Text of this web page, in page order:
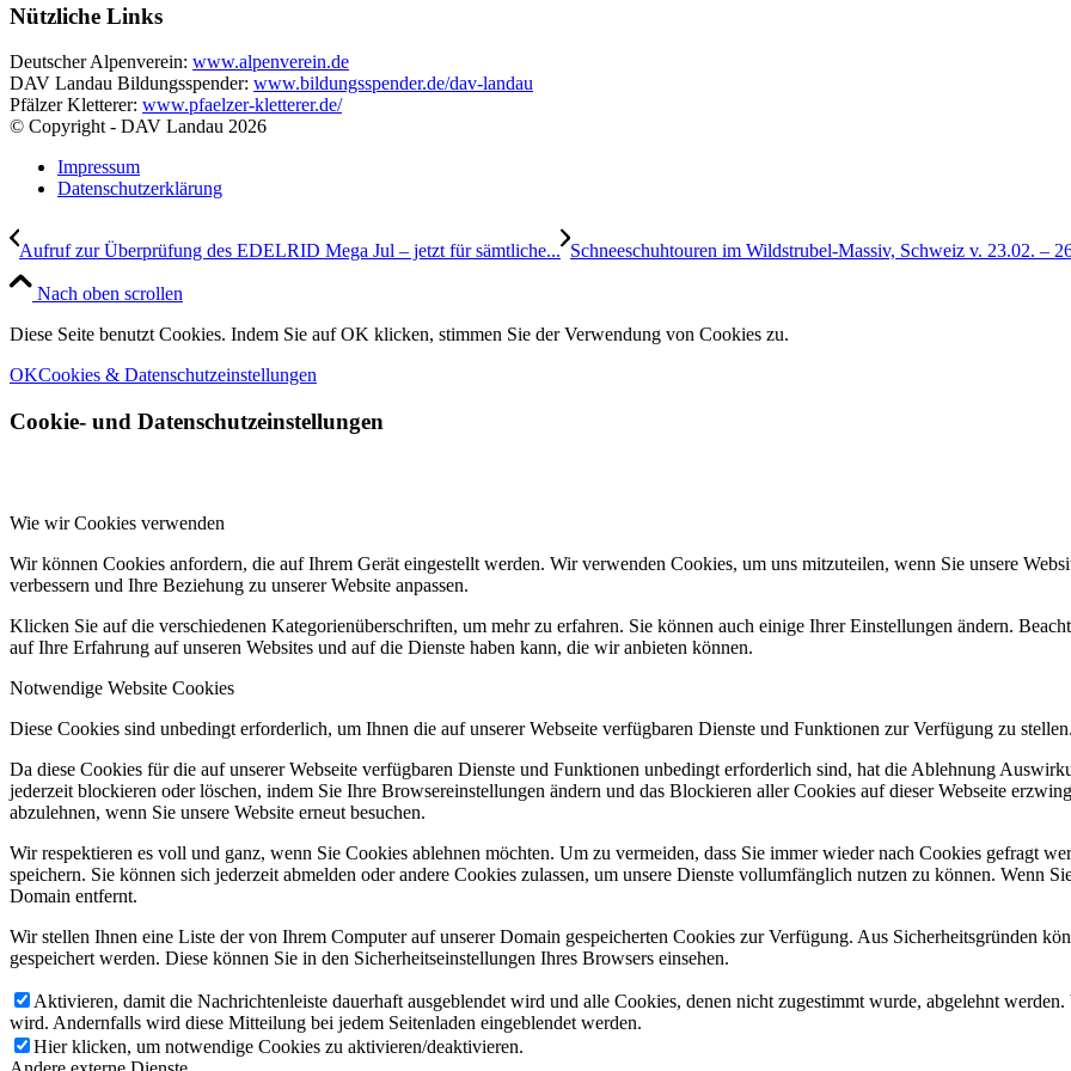
Nützliche Links
Deutscher Alpenverein: www.alpenverein.de
DAV Landau Bildungsspender: www.bildungsspender.de/dav-landau
Pfälzer Kletterer: www.pfaelzer-kletterer.de/
© Copyright - DAV Landau 2026
Impressum
Datenschutzerklärung
Aufruf zur Überprüfung des EDELRID Mega Jul – jetzt für sämtliche... Schneeschuhtouren im Wildstrubel-Massiv, Schweiz v. 23.02. –
Nach oben scrollen
Diese Seite benutzt Cookies. Indem Sie auf OK klicken, stimmen Sie der Verwendung von Cookies zu.
OKCookies & Datenschutzeinstellungen
Cookie- und Datenschutzeinstellungen
Wie wir Cookies verwenden
Wir können Cookies anfordern, die auf Ihrem Gerät eingestellt werden. Wir verwenden Cookies, um uns mitzuteilen, wenn Sie unsere
verbessern und Ihre Beziehung zu unserer Website anpassen.
Klicken Sie auf die verschiedenen Kategorienüberschriften, um mehr zu erfahren. Sie können auch einige Ihrer Einstellungen ändern.
auf Ihre Erfahrung auf unseren Websites und auf die Dienste haben kann, die wir anbieten können.
Notwendige Website Cookies
Diese Cookies sind unbedingt erforderlich, um Ihnen die auf unserer Webseite verfügbaren Dienste und Funktionen zur Verfügung zu stellen.
Da diese Cookies für die auf unserer Webseite verfügbaren Dienste und Funktionen unbedingt erforderlich sind, hat die Ablehnung
jederzeit blockieren oder löschen, indem Sie Ihre Browsereinstellungen ändern und das Blockieren aller Cookies auf dieser Webseite
abzulehnen, wenn Sie unsere Website erneut besuchen.
Wir respektieren es voll und ganz, wenn Sie Cookies ablehnen möchten. Um zu vermeiden, dass Sie immer wieder nach Cookies gefragt
speichern. Sie können sich jederzeit abmelden oder andere Cookies zulassen, um unsere Dienste vollumfänglich nutzen zu können. Wenn
Domain entfernt.
Wir stellen Ihnen eine Liste der von Ihrem Computer auf unserer Domain gespeicherten Cookies zur Verfügung. Aus Sicherheitsgründen
gespeichert werden. Diese können Sie in den Sicherheitseinstellungen Ihres Browsers einsehen.
Aktivieren, damit die Nachrichtenleiste dauerhaft ausgeblendet wird und alle Cookies, denen nicht zugestimmt wurde, abgelehnt
wird. Andernfalls wird diese Mitteilung bei jedem Seitenladen eingeblendet werden.
Hier klicken, um notwendige Cookies zu aktivieren/deaktivieren.